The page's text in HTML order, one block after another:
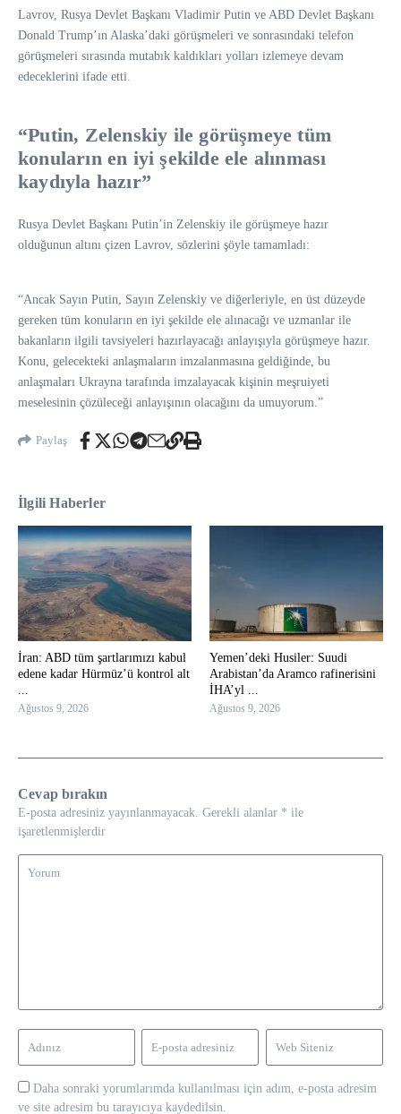
Lavrov, Rusya Devlet Başkanı Vladimir Putin ve ABD Devlet Başkanı
Donald Trump’ın Alaska’daki görüşmeleri ve sonrasındaki telefon
görüşmeleri sırasında mutabık kaldıkları yolları izlemeye devam
edeceklerini ifade etti.
“Putin, Zelenskiy ile görüşmeye tüm
konuların en iyi şekilde ele alınması
kaydıyla hazır”
Rusya Devlet Başkanı Putin’in Zelenskiy ile görüşmeye hazır
olduğunun altını çizen Lavrov, sözlerini şöyle tamamladı:
“Ancak Sayın Putin, Sayın Zelenskiy ve diğerleriyle, en üst düzeyde
gereken tüm konuların en iyi şekilde ele alınacağı ve uzmanlar ile
bakanların ilgili tavsiyeleri hazırlayacağı anlayışıyla görüşmeye hazır.
Konu, gelecekteki anlaşmaların imzalanmasına geldiğinde, bu
anlaşmaları Ukrayna tarafında imzalayacak kişinin meşruiyeti
meselesinin çözüleceği anlayışının olacağını da umuyorum.”
Paylaş
İlgili Haberler
İran: ABD tüm şartlarımızı kabul
edene kadar Hürmüz’ü kontrol alt
Ağustos 9, 2026
Yemen’deki Husiler: Suudi
Arabistan’da Aramco rafinerisini
İHA’yl ...
Ağustos 9, 2026
Cevap bırakın
E-posta adresiniz yayınlanmayacak. Gerekli alanlar * ile
işaretlenmişlerdir
Daha sonraki yorumlarımda kullanılması için adım, e-posta adresim
ve site adresim bu tarayıcıya kaydedilsin.